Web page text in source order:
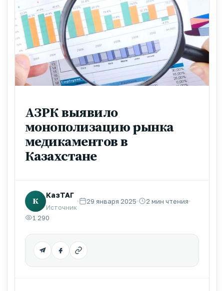
АЗРК выявило
монополизацию рынка
медикаментов в
Казахстане
К
КазТАГ
Источник
29 января 2025 2 мин чтения
1 290